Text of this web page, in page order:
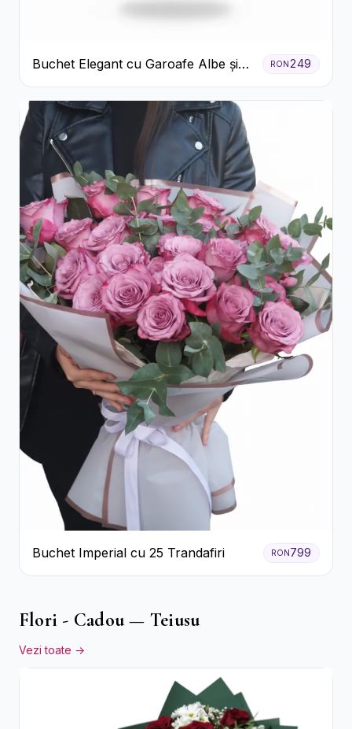
Buchet Elegant cu Garoafe Albe și
Eucalipt
RON249
Buchet Imperial cu 25 Trandafiri RON799
Flori - Cadou — Teiusu
Vezi toate →